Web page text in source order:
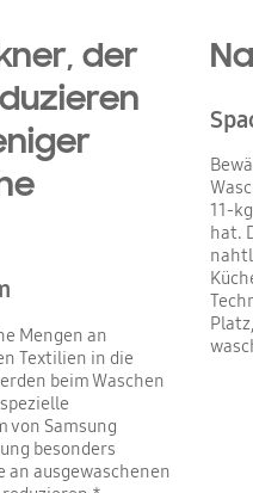
der
Mengen an
Textilien in die
beim Waschen
von Samsung
besonders
an ausgewaschenen
11-
hat.